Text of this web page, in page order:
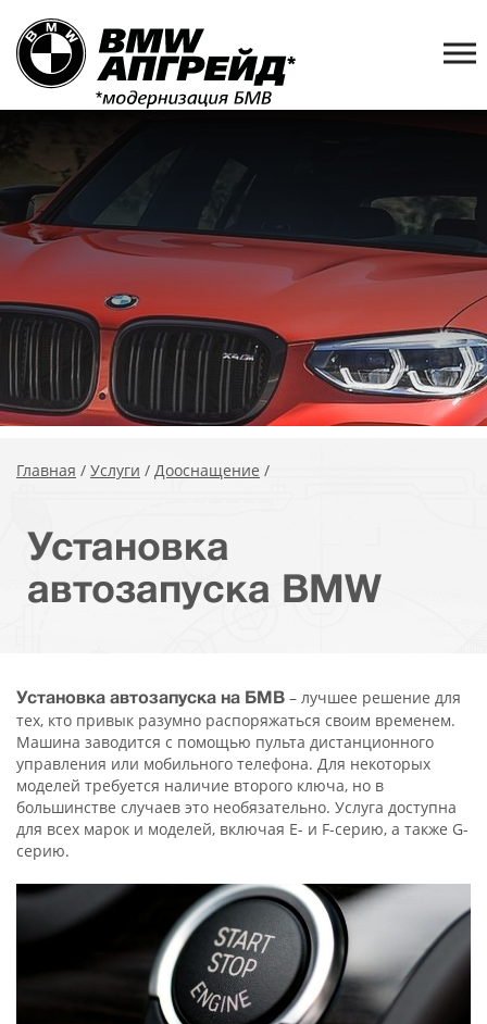
Главная / Услуги / Дооснащение /
Установка
автозапуска BMW
Установка автозапуска на БМВ – лучшее решение для
тех, кто привык разумно распоряжаться своим временем.
Машина заводится с помощью пульта дистанционного
управления или мобильного телефона. Для некоторых
моделей требуется наличие второго ключа, но в
большинстве случаев это необязательно. Услуга доступна
для всех марок и моделей, включая E- и F-серию, а также G-
серию.